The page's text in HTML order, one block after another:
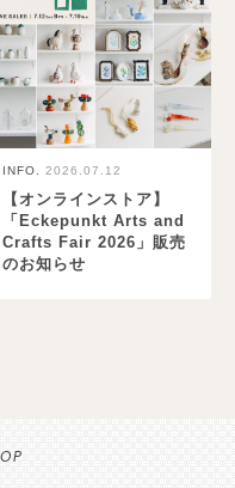
INFO. 2026.07.12
【オンラインストア】
「Eckepunkt Arts and
Crafts Fair 2026」販売
のお知らせ